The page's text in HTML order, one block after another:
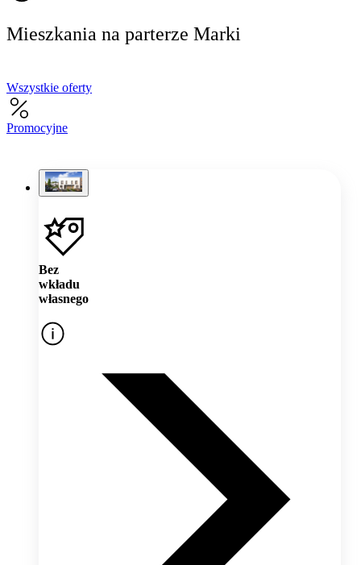
Mieszkania na parterze Marki
Wszystkie oferty
Promocyjne
Bez
wkładu
własnego